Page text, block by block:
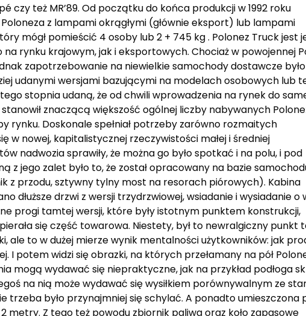
też MR’89. Od początku do końca produkcji w 1992 roku
z lampami okrągłymi (głównie eksport) lub lampami
mógł pomieścić 4 osoby lub 2 + 745 kg . Polonez Truck jest
rynku krajowym, jak i eksportowych. Chociaż w powojennej
zapotrzebowanie na niewielkie samochody dostawcze było
udanymi wersjami bazującymi na modelach osobowych lub
stopnia udaną, że od chwili wprowadzenia na rynek do
znaczącą większość ogólnej liczby nabywanych
rynku. Doskonale spełniał potrzeby zarówno rozmaitych
w nowej, kapitalistycznej rzeczywistości małej i średniej
nadwozia sprawiły, że można go było spotkać i na polu, i pod
z jego zalet było to, że został opracowany na bazie
z przodu, sztywny tylny most na resorach piórowych). Kabina
dłuższe drzwi z wersji trzydrzwiowej, wsiadanie i wysiadanie o
progi tamtej wersji, które były istotnym punktem konstrukcji,
się część towarowa. Niestety, był to newralgiczny punkt
ale to w dużej mierze wynik mentalności użytkowników: jak
I potem widzi się obrazki, na których przełamany na pół
mogą wydawać się niepraktyczne, jak na przykład podłoga
na nią może wydawać się wysiłkiem porównywalnym ze
było przynajmniej się schylać. A ponadto umieszczona
metry. Z tego też powodu zbiornik paliwa oraz koło zapasowe